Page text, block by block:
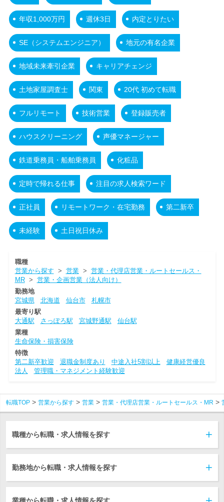
年収1,000万円 週休3日 内定とりたい
SE（システムエンジニア） 地元の有名企業
地域未来牽引企業 キャリアチェンジ
土地家屋調査士 関東 20代 初めて転職
フルリモート 技術営業 登録販売者
ハウスクリーニング 声優マネージャー
鉄道乗務員・船舶乗務員 化粧品
定時で帰れる仕事 注目の求人検索ワード
正社員 リモートワーク・在宅勤務 第二新卒
未経験 土日祝日休み
職種
営業から探す > 営業> 営業・代理店営業・ルートセールス・
MR> 営業・企画営業（法人向け）
勤務地
宮城県
北海道 仙台市
札幌市
最寄り駅
大通駅
さっぽろ駅 宮城野通駅
仙台駅
業種
生命保険・損害保険
特徴
第二新卒歓迎
退職金制度あり 中途入社5割以上
健康経営優良
法人
管理職・マネジメント経験歓迎
転職TOP 営業から探す 営業 営業・代理店営業・ルートセールス・MR
職種から転職・求人情報を探す
勤務地から転職・求人情報を探す
業種から転職・求人情報を探す